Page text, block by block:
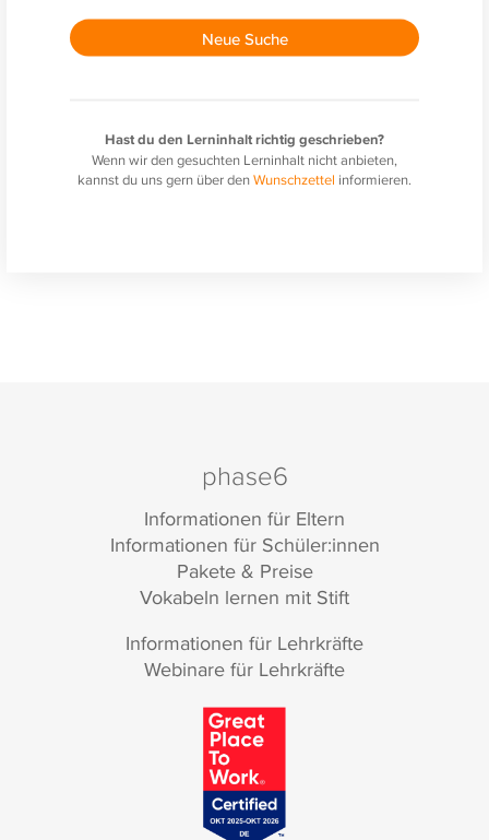
Neue Suche
Hast du den Lerninhalt richtig geschrieben?
Wenn wir den gesuchten Lerninhalt nicht anbieten,
kannst du uns gern über denWunschzettel informieren.
phase6
Informationen für Eltern
Informationen für Schüler:innen
Pakete & Preise
Vokabeln lernen mit Stift
Informationen für Lehrkräfte
Webinare für Lehrkräfte